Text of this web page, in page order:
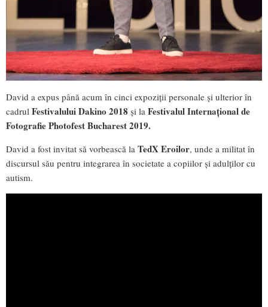
David a expus până acum în cinci expoziții personale și ulterior în
cadrul Festivalului Dakino 2018 și la Festivalul Internațional de
Fotografie Photofest Bucharest 2019.
David a fost invitat să vorbească la TedX Eroilor, unde a militat în
discursul său pentru integrarea în societate a copiilor și adulților cu
autism.